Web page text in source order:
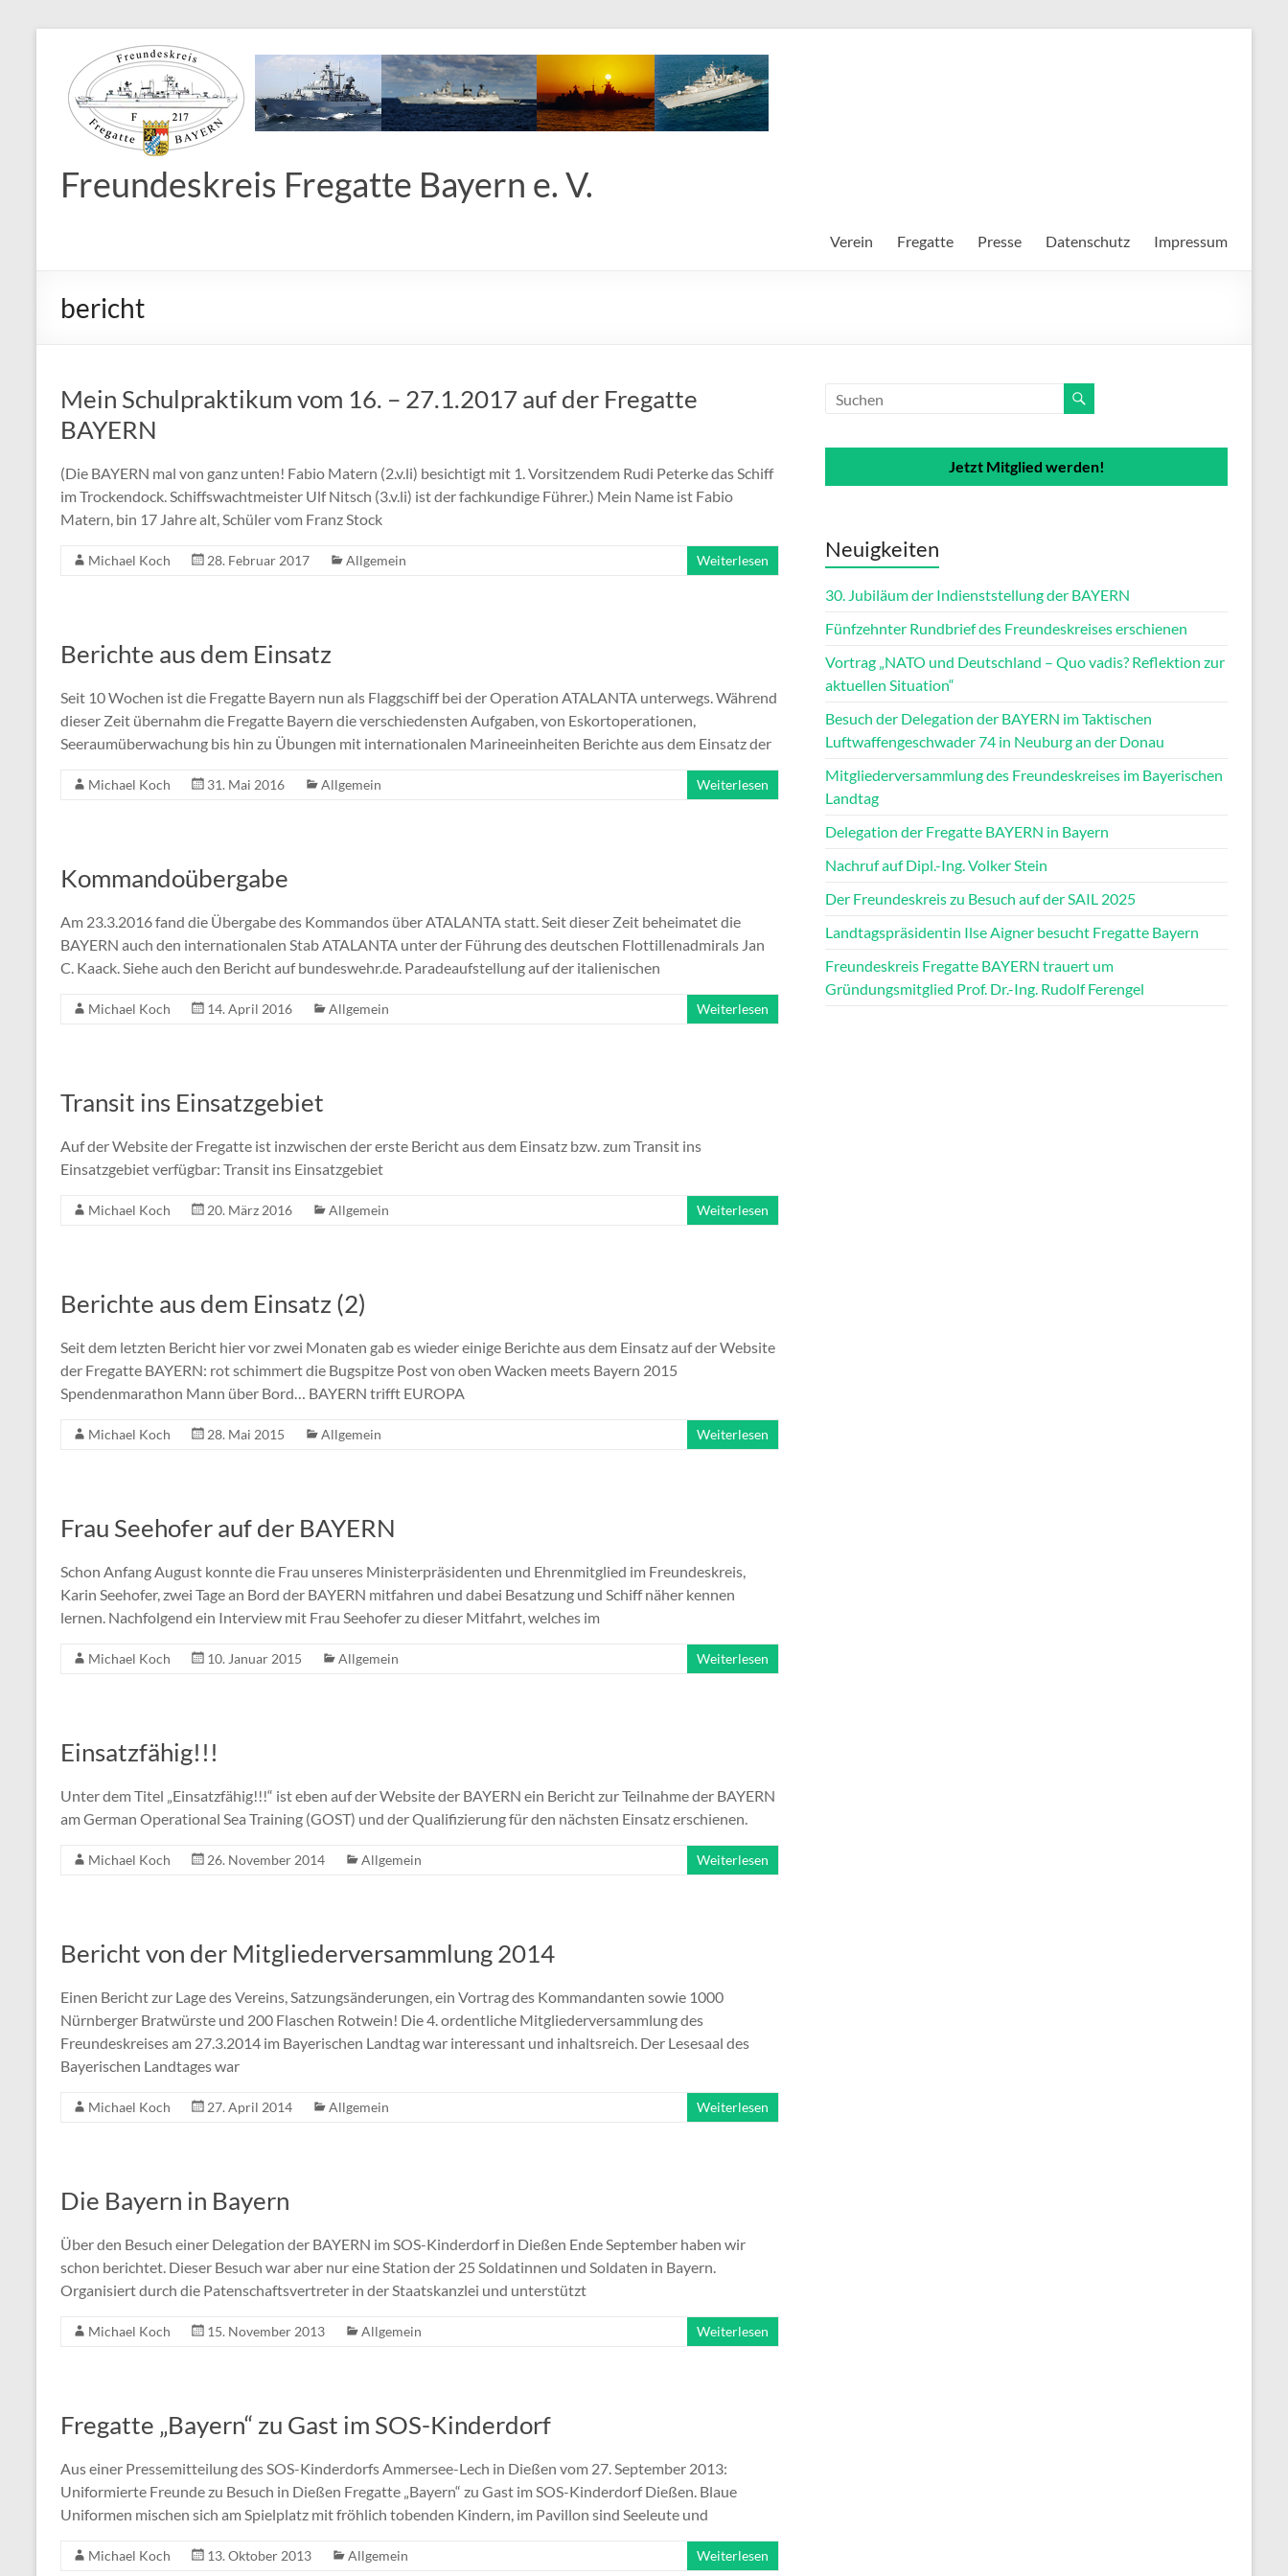
Freundeskreis Fregatte Bayern e. V.
Verein Fregatte Presse Datenschutz Impressum
bericht
Mein Schulpraktikum vom 16. – 27.1.2017 auf der Fregatte
BAYERN
(Die BAYERN mal von ganz unten! Fabio Matern (2.v.li) besichtigt mit 1. Vorsitzendem Rudi Peterke das Schiff
im Trockendock. Schiffswachtmeister Ulf Nitsch (3.v.li) ist der fachkundige Führer.) Mein Name ist Fabio
Matern, bin 17 Jahre alt, Schüler vom Franz Stock
Michael Koch 28. Februar 2017 Allgemein Weiterlesen
Berichte aus dem Einsatz
Seit 10 Wochen ist die Fregatte Bayern nun als Flaggschiff bei der Operation ATALANTA unterwegs. Während
dieser Zeit übernahm die Fregatte Bayern die verschiedensten Aufgaben, von Eskortoperationen,
Seeraumüberwachung bis hin zu Übungen mit internationalen Marineeinheiten Berichte aus dem Einsatz der
Michael Koch 31. Mai 2016 Allgemein Weiterlesen
Kommandoübergabe
Am 23.3.2016 fand die Übergabe des Kommandos über ATALANTA statt. Seit dieser Zeit beheimatet die
BAYERN auch den internationalen Stab ATALANTA unter der Führung des deutschen Flottillenadmirals Jan
C. Kaack. Siehe auch den Bericht auf bundeswehr.de. Paradeaufstellung auf der italienischen
Michael Koch 14. April 2016 Allgemein Weiterlesen
Transit ins Einsatzgebiet
Auf der Website der Fregatte ist inzwischen der erste Bericht aus dem Einsatz bzw. zum Transit ins
Einsatzgebiet verfügbar: Transit ins Einsatzgebiet
Michael Koch 20. März 2016 Allgemein Weiterlesen
Berichte aus dem Einsatz (2)
Seit dem letzten Bericht hier vor zwei Monaten gab es wieder einige Berichte aus dem Einsatz auf der Website
der Fregatte BAYERN: rot schimmert die Bugspitze Post von oben Wacken meets Bayern 2015
Spendenmarathon Mann über Bord… BAYERN trifft EUROPA
Michael Koch 28. Mai 2015 Allgemein Weiterlesen
Frau Seehofer auf der BAYERN
Schon Anfang August konnte die Frau unseres Ministerpräsidenten und Ehrenmitglied im Freundeskreis,
Karin Seehofer, zwei Tage an Bord der BAYERN mitfahren und dabei Besatzung und Schiff näher kennen
lernen. Nachfolgend ein Interview mit Frau Seehofer zu dieser Mitfahrt, welches im
Michael Koch 10. Januar 2015 Allgemein Weiterlesen
Einsatzfähig!!!
Unter dem Titel „Einsatzfähig!!!“ ist eben auf der Website der BAYERN ein Bericht zur Teilnahme der BAYERN
am German Operational Sea Training (GOST) und der Qualifizierung für den nächsten Einsatz erschienen.
Michael Koch 26. November 2014 Allgemein Weiterlesen
Bericht von der Mitgliederversammlung 2014
Einen Bericht zur Lage des Vereins, Satzungsänderungen, ein Vortrag des Kommandanten sowie 1000
Nürnberger Bratwürste und 200 Flaschen Rotwein! Die 4. ordentliche Mitgliederversammlung des
Freundeskreises am 27.3.2014 im Bayerischen Landtag war interessant und inhaltsreich. Der Lesesaal des
Bayerischen Landtages war
Michael Koch 27. April 2014 Allgemein Weiterlesen
Die Bayern in Bayern
Über den Besuch einer Delegation der BAYERN im SOS-Kinderdorf in Dießen Ende September haben wir
schon berichtet. Dieser Besuch war aber nur eine Station der 25 Soldatinnen und Soldaten in Bayern.
Organisiert durch die Patenschaftsvertreter in der Staatskanzlei und unterstützt
Michael Koch 15. November 2013 Allgemein Weiterlesen
Fregatte „Bayern“ zu Gast im SOS-Kinderdorf
Aus einer Pressemitteilung des SOS-Kinderdorfs Ammersee-Lech in Dießen vom 27. September 2013:
Uniformierte Freunde zu Besuch in Dießen Fregatte „Bayern“ zu Gast im SOS-Kinderdorf Dießen. Blaue
Uniformen mischen sich am Spielplatz mit fröhlich tobenden Kindern, im Pavillon sind Seeleute und
Michael Koch 13. Oktober 2013 Allgemein Weiterlesen
Jetzt Mitglied werden!
Neuigkeiten
30. Jubiläum der Indienststellung der BAYERN
Fünfzehnter Rundbrief des Freundeskreises erschienen
Vortrag „NATO und Deutschland – Quo vadis? Reflektion zur
aktuellen Situation“
Besuch der Delegation der BAYERN im Taktischen
Luftwaffengeschwader 74 in Neuburg an der Donau
Mitgliederversammlung des Freundeskreises im Bayerischen
Landtag
Delegation der Fregatte BAYERN in Bayern
Nachruf auf Dipl.-Ing. Volker Stein
Der Freundeskreis zu Besuch auf der SAIL 2025
Landtagspräsidentin Ilse Aigner besucht Fregatte Bayern
Freundeskreis Fregatte BAYERN trauert um
Gründungsmitglied Prof. Dr.-Ing. Rudolf Ferengel